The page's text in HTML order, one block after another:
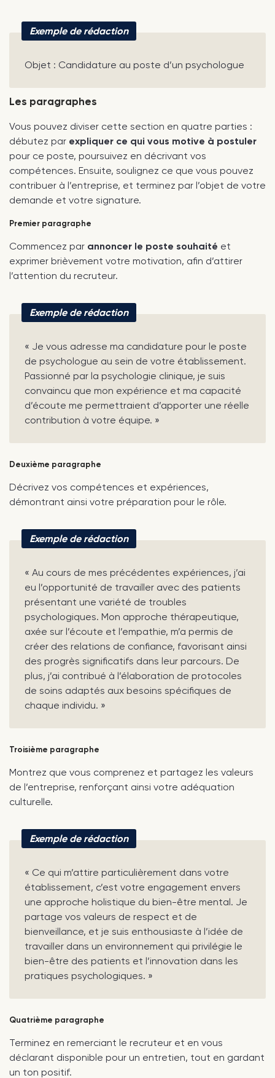
Exemple de rédaction
Objet : Candidature au poste d’un psychologue
Les paragraphes
Vous pouvez diviser cette section en quatre parties :
débutez par expliquer ce qui vous motive à postuler
pour ce poste, poursuivez en décrivant vos
compétences. Ensuite, soulignez ce que vous pouvez
contribuer à l’entreprise, et terminez par l’objet de votre
demande et votre signature.
Premier paragraphe
Commencez par annoncer le poste souhaité et
exprimer brièvement votre motivation, afin d’attirer
l’attention du recruteur.
Exemple de rédaction
« Je vous adresse ma candidature pour le poste
de psychologue au sein de votre établissement.
Passionné par la psychologie clinique, je suis
convaincu que mon expérience et ma capacité
d’écoute me permettraient d’apporter une réelle
contribution à votre équipe. »
Deuxième paragraphe
Décrivez vos compétences et expériences,
démontrant ainsi votre préparation pour le rôle.
Exemple de rédaction
« Au cours de mes précédentes expériences, j’ai
eu l’opportunité de travailler avec des patients
présentant une variété de troubles
psychologiques. Mon approche thérapeutique,
axée sur l’écoute et l’empathie, m’a permis de
créer des relations de confiance, favorisant ainsi
des progrès significatifs dans leur parcours. De
plus, j’ai contribué à l’élaboration de protocoles
de soins adaptés aux besoins spécifiques de
chaque individu. »
Troisième paragraphe
Montrez que vous comprenez et partagez les valeurs
de l’entreprise, renforçant ainsi votre adéquation
culturelle.
Exemple de rédaction
« Ce qui m’attire particulièrement dans votre
établissement, c’est votre engagement envers
une approche holistique du bien-être mental. Je
partage vos valeurs de respect et de
bienveillance, et je suis enthousiaste à l’idée de
travailler dans un environnement qui privilégie le
bien-être des patients et l’innovation dans les
pratiques psychologiques. »
Quatrième paragraphe
Terminez en remerciant le recruteur et en vous
déclarant disponible pour un entretien, tout en gardant
un ton positif.